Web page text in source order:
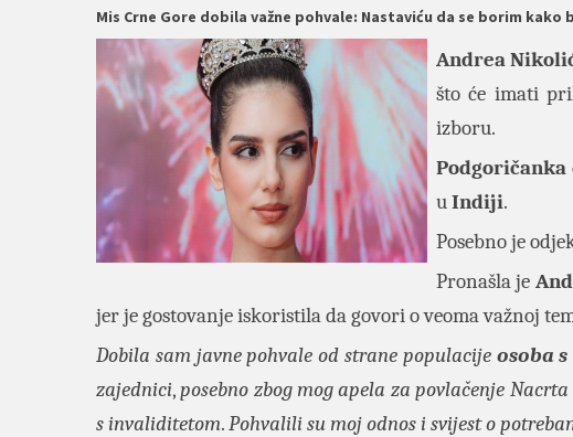
Mis Crne Gore dobila važne pohvale: Nastaviću da se borim
Andrea
što će imati
izboru.
Podgoričanka
uIndiji.
Posebno je
Pronašla je
jer je gostovanje iskoristila da govori o veoma važnoj
Dobila sam javne pohvale od strane populacije osoba
zajednici,posebno zbog mog apela za povlačenje
s invaliditetom.Pohvalili su moj odnos i svijest o